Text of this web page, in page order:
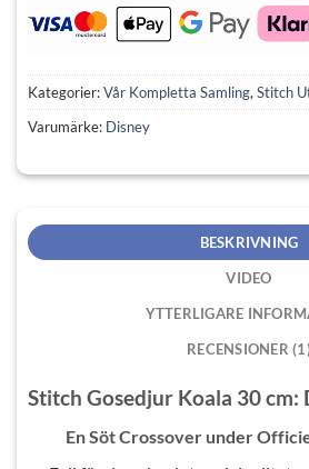
Kategorier:Vår Kompletta Samling, Stitch
Varumärke: Disney
BESKRIVNING
VIDEO
YTTERLIGARE
RECENSIONER
Stitch Gosedjur Koala 30
En Söt Crossover under